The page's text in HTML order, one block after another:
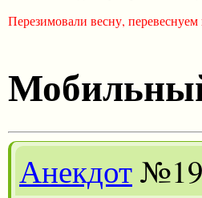
Перезимовали весну, перевеснуем
Анекдот